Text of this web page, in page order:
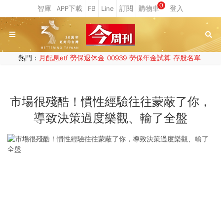
0
熱門： 月配息etf 勞保退休金 00939 勞保年金試算 存股名單
市場很殘酷！慣性經驗往往蒙蔽了你，
導致決策過度樂觀、輸了全盤